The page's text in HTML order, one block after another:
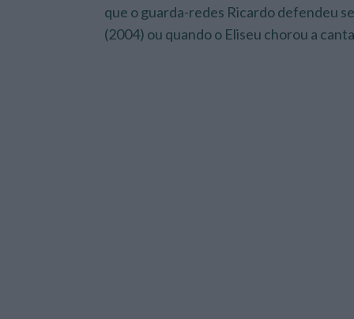
que o guarda-redes Ricardo defendeu
(2004) ou quando o Eliseu chorou a